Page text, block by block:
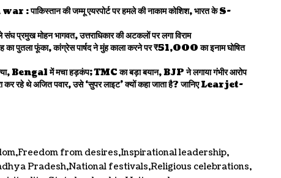
की जम्मू एयरपोर्ट पर हमले की नाकाम कोशिश, भारत के S-
प्रमुख मोहन भागवत, उत्तराधिकार की अटकलों पर लगा विराम
का पुतला फूंका, कांग्रेस पार्षद ने मुंह काला करने पर ₹51,000 का इनाम घोषित
में मचा हड़कंप; TMC का बड़ा बयान, BJP ने लगाया गंभीर आरोप
अजित पवार, उसे ‘सुपर लाइट’ क्यों कहा जाता है? जानिए Learjet-
Freedom from desires Inspirational leadership
Pradesh National festivals Religious celebrations